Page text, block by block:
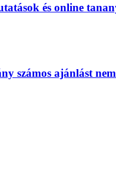
és online
számos ajánlást